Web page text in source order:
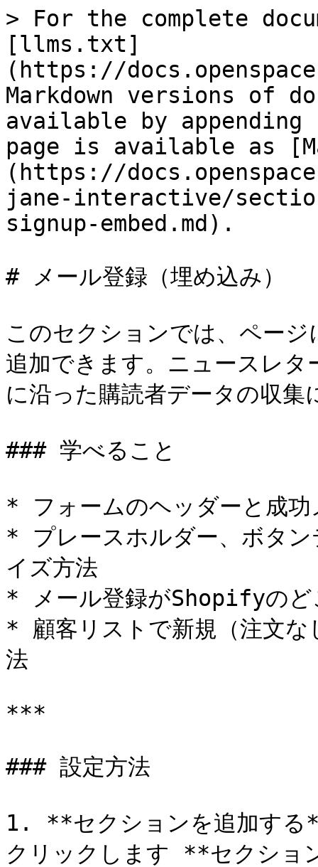
> For the complete
[llms.txt]
(https://
Markdown versions of
available by
page is available as
(https://
jane-interactive/
signup-embed.md).
# メール登録（埋め込み）
このセクションでは、ペー
追加できます。ニュースレ
に沿った購読者データの収集
### 学べること
* フォームのヘッダーと成功
* プレースホルダー、ボタ
イズ方法
* メール登録がShopifyのど
* 顧客リストで新規（注文な
法
***
### 設定方法
1. **セクションを追加する
クリックします **セクシ